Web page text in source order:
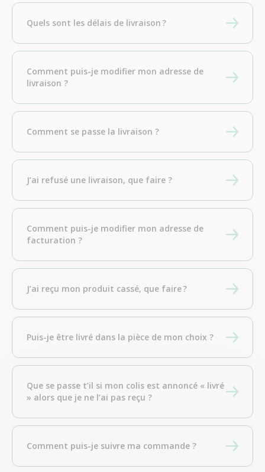
Quels sont les délais de livraison ?
Comment puis-je modifier mon adresse de
livraison ?
Comment se passe la livraison ?
J’ai refusé une livraison, que faire ?
Comment puis-je modifier mon adresse de
facturation ?
J’ai reçu mon produit cassé, que faire ?
Puis-je être livré dans la pièce de mon choix ?
Que se passe t’il si mon colis est annoncé « livré
» alors que je ne l’ai pas reçu ?
Comment puis-je suivre ma commande ?